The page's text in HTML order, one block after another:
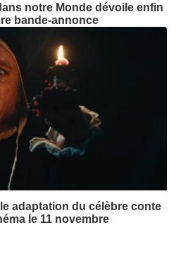
notre Monde dévoile enfin
bande-annonce
adaptation du célèbre conte
le 11 novembre